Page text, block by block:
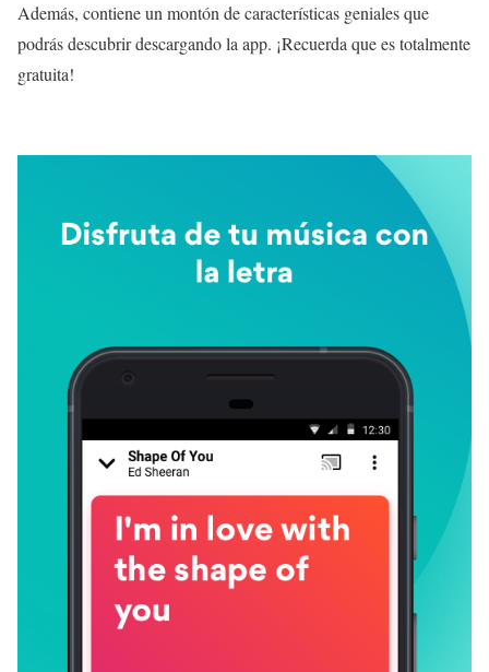
Además, contiene un montón de características geniales que
podrás descubrir descargando la app. ¡Recuerda que es totalmente
gratuita!